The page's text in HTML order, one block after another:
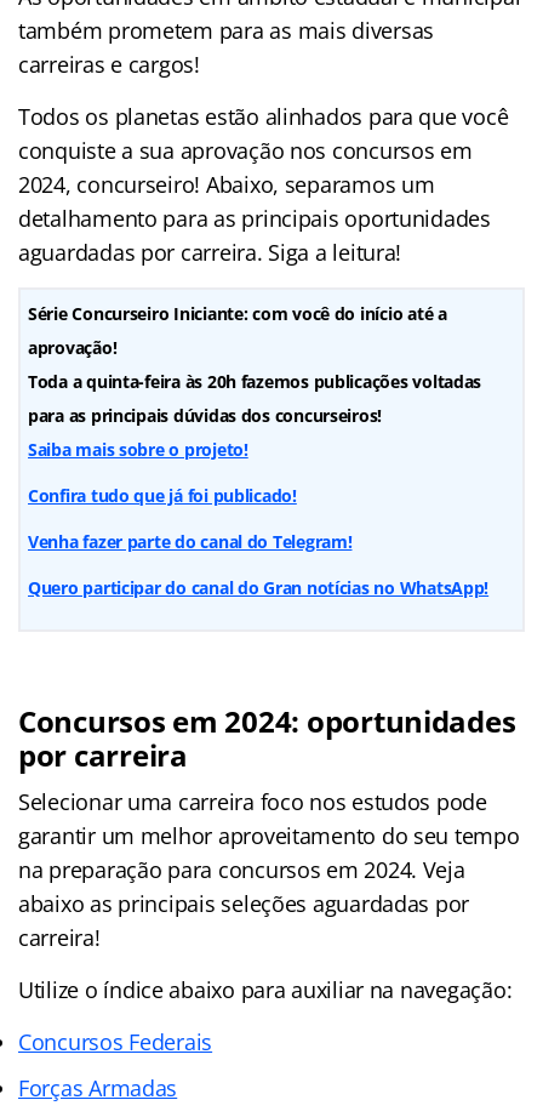
também prometem para as mais diversas
carreiras e cargos!
Todos os planetas estão alinhados para que você
conquiste a sua aprovação nos concursos em
2024, concurseiro! Abaixo, separamos um
detalhamento para as principais oportunidades
aguardadas por carreira. Siga a leitura!
Série Concurseiro Iniciante: com você do início até a
aprovação!
Toda a quinta-feira às 20h fazemos publicações voltadas
para as principais dúvidas dos concurseiros!
Saiba mais sobre o projeto!
Confira tudo que já foi publicado!
Venha fazer parte do canal do Telegram!
Quero participar do canal do Gran notícias no WhatsApp!
Concursos em 2024: oportunidades
por carreira
Selecionar uma carreira foco nos estudos pode
garantir um melhor aproveitamento do seu tempo
na preparação para concursos em 2024. Veja
abaixo as principais seleções aguardadas por
carreira!
Utilize o índiceabaixo para auxiliar na navegação:
Concursos Federais
Forças Armadas